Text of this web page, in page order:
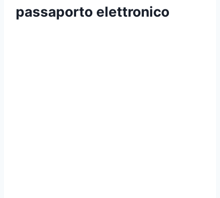
passaporto elettronico